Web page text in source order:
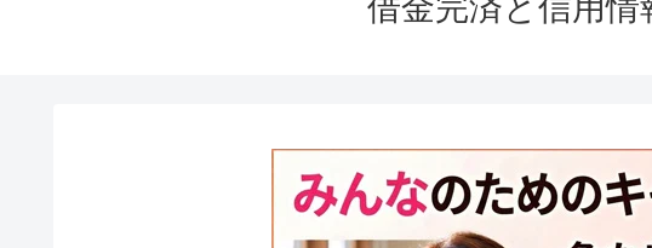
借金完済と信用